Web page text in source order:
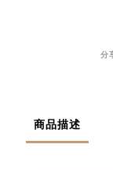
分
商品描述